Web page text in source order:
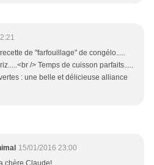
de "farfouillage" de congélo.....
/> Temps de cuisson parfaits.....
: une belle et délicieuse alliance
15/01/2016 23:00
chère Claude!